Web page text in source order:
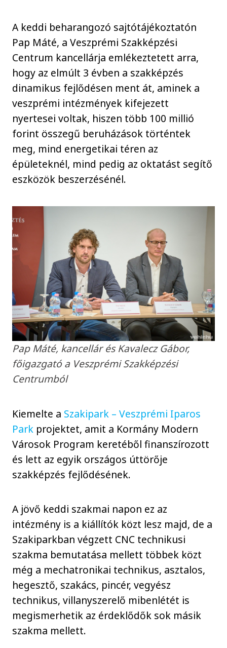
A keddi beharangozó sajtótájékoztatón
Pap Máté, a Veszprémi Szakképzési
Centrum kancellárja emlékeztetett arra,
hogy az elmúlt 3 évben a szakképzés
dinamikus fejlődésen ment át, aminek a
veszprémi intézmények kifejezett
nyertesei voltak, hiszen több 100 millió
forint összegű beruházások történtek
meg, mind energetikai téren az
épületeknél, mind pedig az oktatást segítő
eszközök beszerzésénél.
Pap Máté, kancellár és Kavalecz Gábor,
főigazgató a Veszprémi Szakképzési
Centrumból
Kiemelte a Szakipark – Veszprémi Iparos
Park projektet, amit a Kormány Modern
Városok Program keretéből finanszírozott
és lett az egyik országos úttörője
szakképzés fejlődésének.
A jövő keddi szakmai napon ez az
intézmény is a kiállítók közt lesz majd, de a
Szakiparkban végzett CNC technikusi
szakma bemutatása mellett többek közt
még a mechatronikai technikus, asztalos,
hegesztő, szakács, pincér, vegyész
technikus, villanyszerelő mibenlétét is
megismerhetik az érdeklődők sok másik
szakma mellett.